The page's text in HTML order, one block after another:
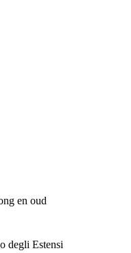
en oud
degli Estensi